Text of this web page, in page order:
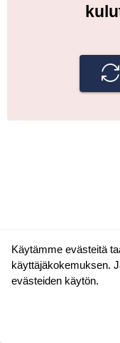
Käytämme evästeitä
käyttäjäkokemuksen.
evästeiden käytön.